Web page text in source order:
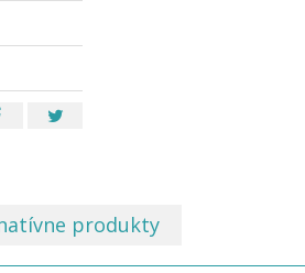
produkty